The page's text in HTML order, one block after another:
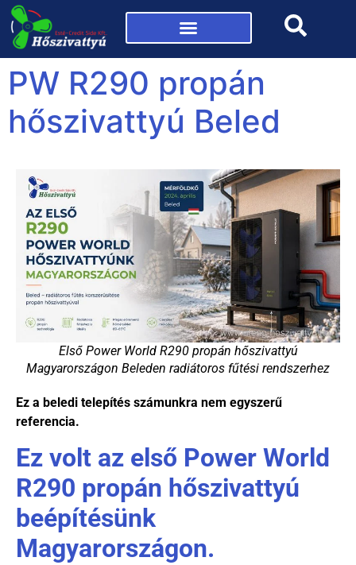
PW R290 propán
hőszivattyú Beled
Első Power World R290 propán hőszivattyú
Magyarországon Beleden radiátoros fűtési rendszerhez
Ez a beledi telepítés számunkra nem egyszerű
referencia.
Ez volt az első Power World
R290 propán hőszivattyú
beépítésünk
Magyarországon.